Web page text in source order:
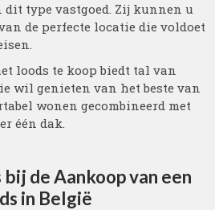
type vastgoed. Zij kunnen u
de perfecte locatie die voldoet
loods te koop biedt tal van
wil genieten van het beste van
wonen gecombineerd met
één dak.
de Aankoop van een
in België